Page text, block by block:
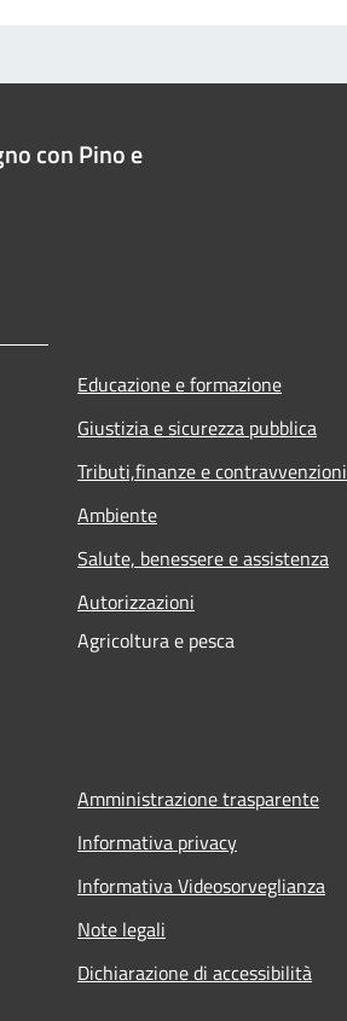
con Pino e
Educazione e formazione
Giustizia e sicurezza pubblica
Tributi,finanze e contravvenzioni
Ambiente
Salute, benessere e assistenza
Autorizzazioni
Agricoltura e pesca
Amministrazione trasparente
Informativa privacy
Informativa Videosorveglianza
Note legali
Dichiarazione di accessibilità